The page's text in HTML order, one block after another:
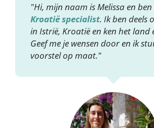
"Hi, mijn naam is Melissa en ben
Kroatië specialist. Ik ben deels
in Istrië, Kroatië en ken het land
Geef me je wensen door en ik
voorstel op maat."